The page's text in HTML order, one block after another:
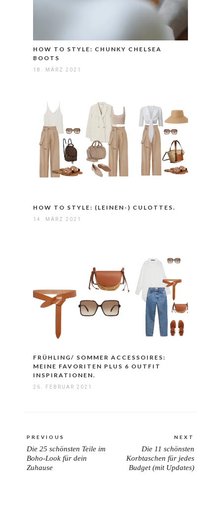
HOW TO STYLE: CHUNKY CHELSEA
BOOTS
18. MÄRZ 2021
HOW TO STYLE: (LEINEN-) CULOTTES.
14. MÄRZ 2021
FRÜHLING/ SOMMER ACCESSOIRES:
MEINE FAVORITEN PLUS 6 OUTFIT
INSPIRATIONEN.
26. FEBRUAR 2021
PREVIOUS
PREVIOUS
POST:
Die 25 schönsten Teile im
Boho-Look für dein
Zuhause
NEXT
POST:
Die 11 schönsten
Korbtaschen für jedes
Budget (mit Updates)